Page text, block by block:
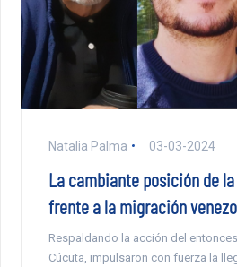
Natalia Palma 03-03-2024
La cambiante posición de
frente a la migración
Respaldando la acción del
Cúcuta, impulsaron con fuerza la